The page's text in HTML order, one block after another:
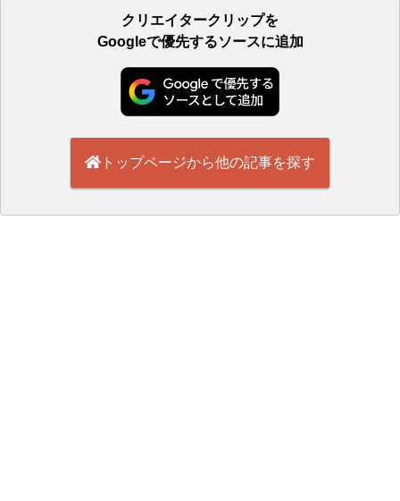
クリエイタークリップを
Googleで優先するソースに追加
トップページから他の記事を探す